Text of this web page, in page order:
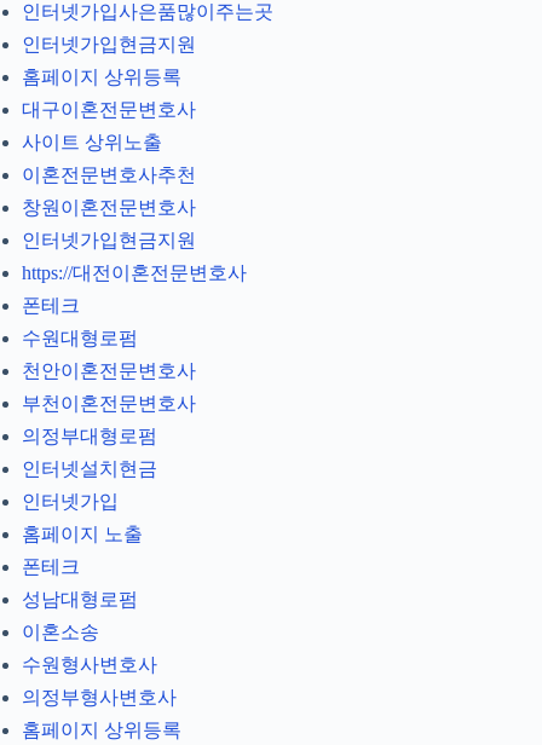
인터넷가입사은품많이주는곳
인터넷가입현금지원
홈페이지 상위등록
대구이혼전문변호사
사이트 상위노출
이혼전문변호사추천
창원이혼전문변호사
인터넷가입현금지원
https://대전이혼전문변호사
폰테크
수원대형로펌
천안이혼전문변호사
부천이혼전문변호사
의정부대형로펌
인터넷설치현금
인터넷가입
홈페이지 노출
폰테크
성남대형로펌
이혼소송
수원형사변호사
의정부형사변호사
홈페이지 상위등록